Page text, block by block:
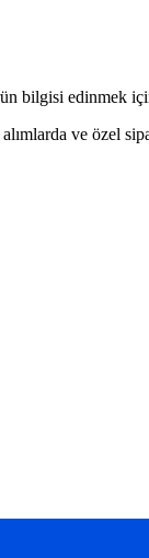
bilgisi edinmek
ve özel